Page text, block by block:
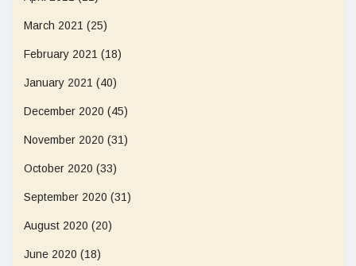
March 2021 (25)
February 2021 (18)
January 2021 (40)
December 2020 (45)
November 2020 (31)
October 2020 (33)
September 2020 (31)
August 2020 (20)
June 2020 (18)